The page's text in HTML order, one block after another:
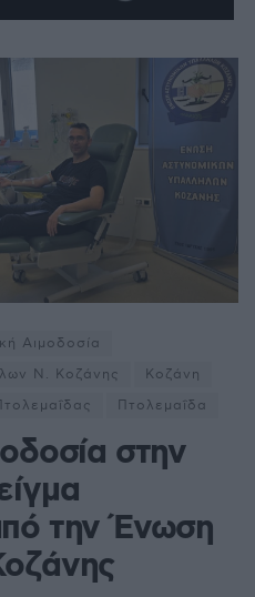
Αιμοδοσία
Ν. Κοζάνης
Κοζάνη
Πτολεμαΐδα
στην
την Ένωση